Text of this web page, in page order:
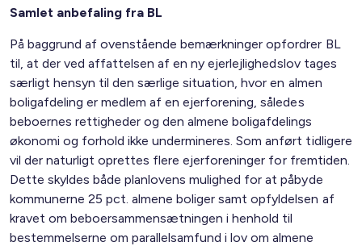
Samlet anbefaling fra BL
På baggrund af ovenstående bemærkninger opfordrer BL
til, at der ved affattelsen af en ny ejerlejlighedslov tages
særligt hensyn til den særlige situation, hvor en almen
boligafdeling er medlem af en ejerforening, således
beboernes rettigheder og den almene boligafdelings
økonomi og forhold ikke undermineres. Som anført tidligere
vil der naturligt oprettes flere ejerforeninger for fremtiden.
Dette skyldes både planlovens mulighed for at påbyde
kommunerne 25 pct. almene boliger samt opfyldelsen af
kravet om beboersammensætningen i henhold til
bestemmelserne om parallelsamfund i lov om almene